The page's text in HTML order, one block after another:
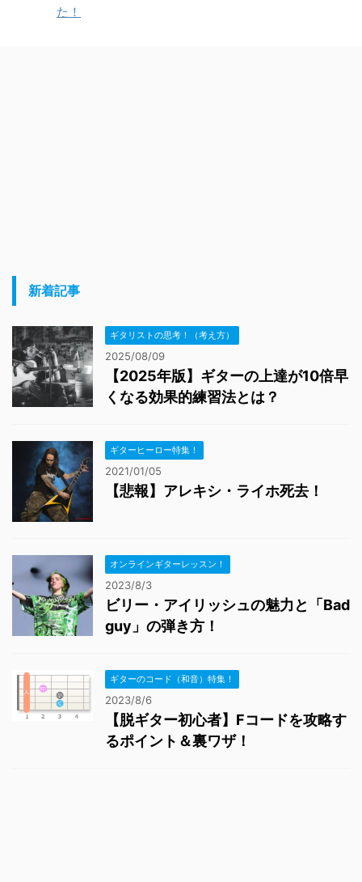
た！
新着記事
ギタリストの思考！（考え方）
2025/08/09
【2025年版】ギターの上達が10倍早
くなる効果的練習法とは？
ギターヒーロー特集！
2021/01/05
【悲報】アレキシ・ライホ死去！
オンラインギターレッスン！
2023/8/3
ビリー・アイリッシュの魅力と「Bad
guy」の弾き方！
ギターのコード（和音）特集！
2023/8/6
【脱ギター初心者】Fコードを攻略す
るポイント＆裏ワザ！